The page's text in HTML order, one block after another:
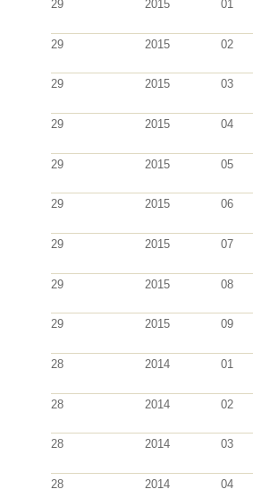
29
2015 01
29
2015 02
29
2015 03
29
2015 04
29
2015 05
29
2015 06
29
2015 07
29
2015 08
29
2015 09
28
2014 01
28
2014 02
28
2014 03
28
2014 04